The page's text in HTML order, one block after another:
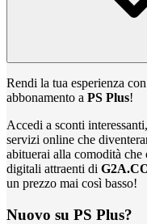
Rendi la tua esperienza con
abbonamento a PS Plus!
Accedi a sconti
servizi online che
abituerai alla comodità
digitali attraenti di
un prezzo mai così basso!
Nuovo su PS Plus?